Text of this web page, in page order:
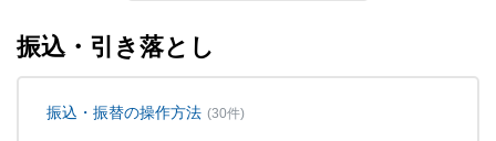
振込・引き落とし
振込・振替の操作方法 (30件)